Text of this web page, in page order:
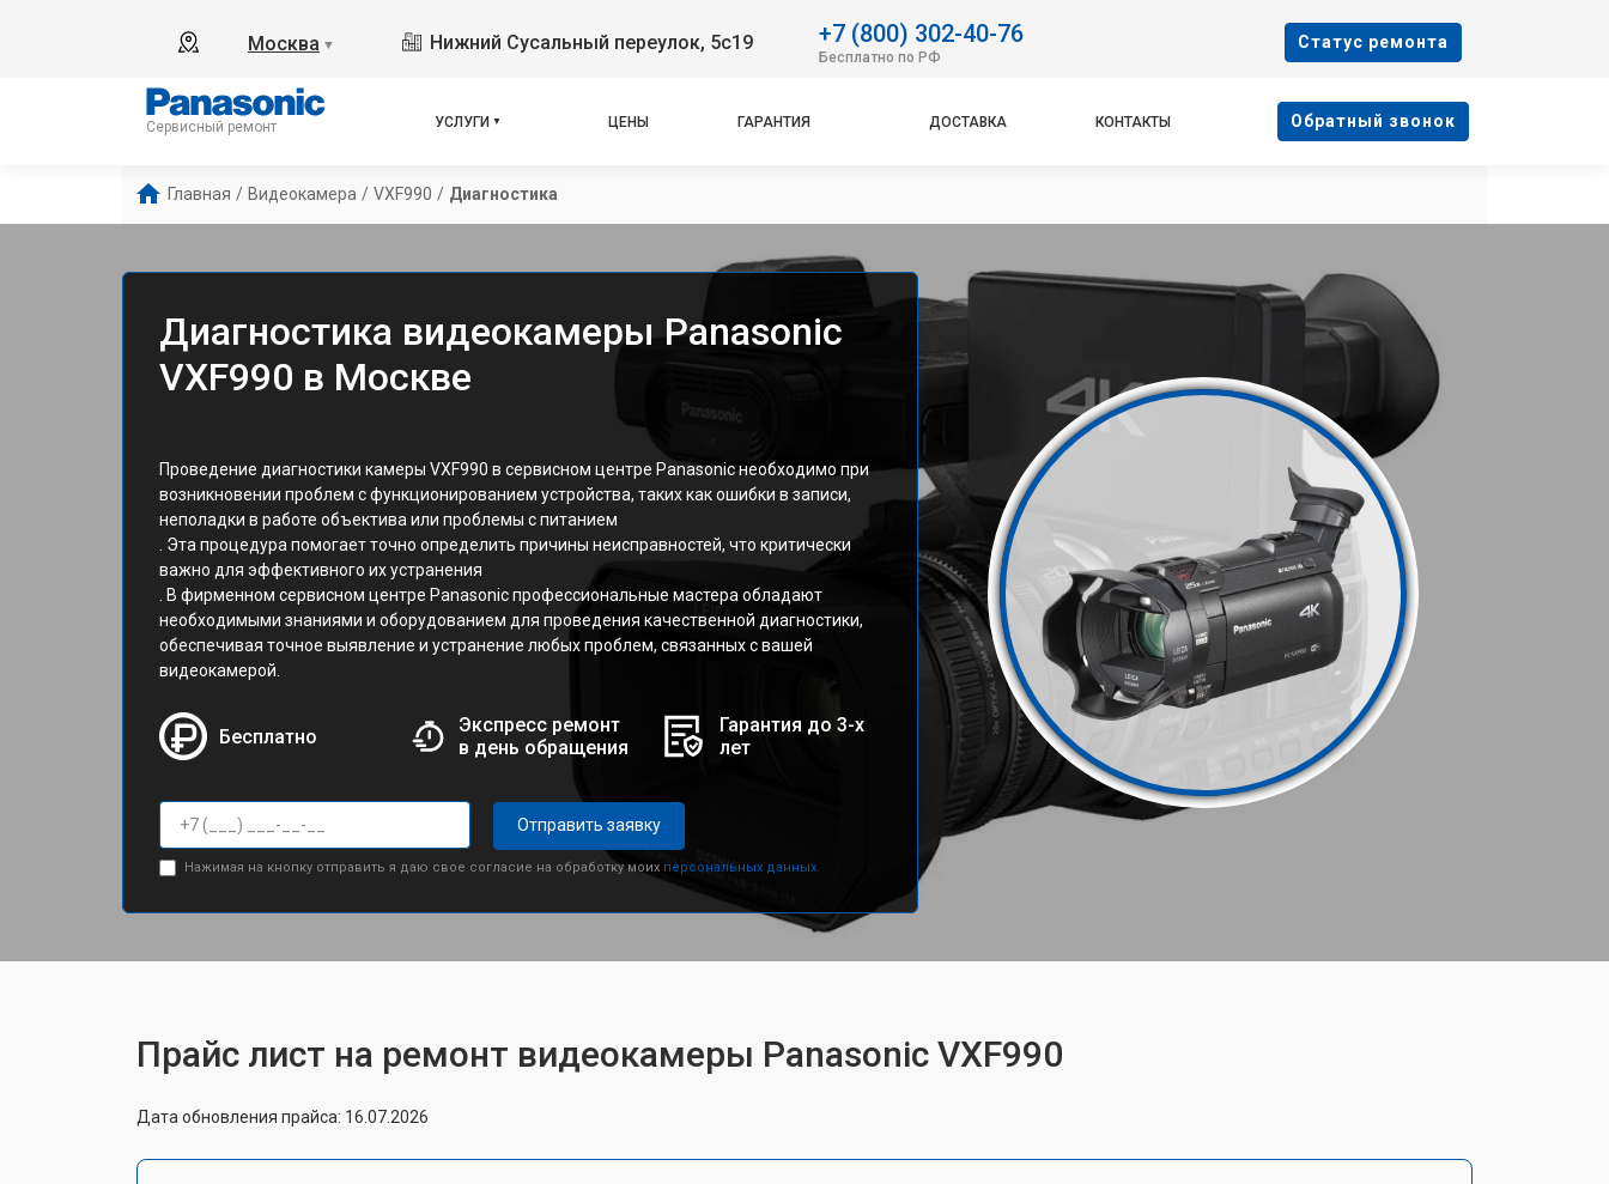
Москва ▼ Нижний Сусальный переулок, 5с19 +7 (800) 302-40-76
Бесплатно по РФ
Cтатус ремонта
Сервисный ремонт УСЛУГИ ЦЕНЫ ГАРАНТИЯ ДОСТАВКА КОНТАКТЫ Oбратный звонок
Главная / Видеокамера / VXF990 / Диагностика
Диагностика видеокамеры Panasonic
VXF990 в Москве
Проведение диагностики камеры VXF990 в сервисном центре Panasonic необходимо при
возникновении проблем с функционированием устройства, таких как ошибки в записи,
неполадки в работе объектива или проблемы с питанием
. Эта процедура помогает точно определить причины неисправностей, что критически
важно для эффективного их устранения
. В фирменном сервисном центре Panasonic профессиональные мастера обладают
необходимыми знаниями и оборудованием для проведения качественной диагностики,
обеспечивая точное выявление и устранение любых проблем, связанных с вашей
видеокамерой.
Бесплатно
Экспресс ремонт
в день обращения
Гарантия до 3-х
лет
Отправить заявку
Нажимая на кнопку отправить я даю свое согласие на обработку моих персональных данных.
Прайс лист на ремонт видеокамеры Panasonic VXF990
Дата обновления прайса: 16.07.2026